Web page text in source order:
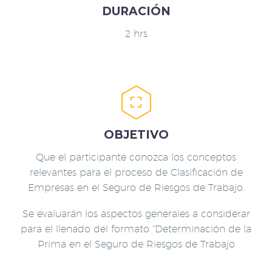
DURACIÓN
2 hrs


OBJETIVO
Que el participante conozca los conceptos
relevantes para el proceso de Clasificación de
Empresas en el Seguro de Riesgos de Trabajo.
Se evaluarán los aspectos generales a considerar
para el llenado del formato “Determinación de la
Prima en el Seguro de Riesgos de Trabajo